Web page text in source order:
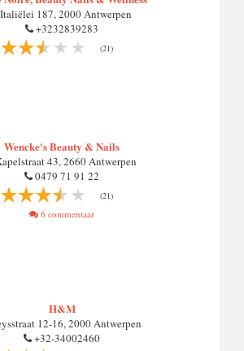
187, 2000 Antwerpen
+3232839283
(21)
Wencke's Beauty & Nails
43, 2660 Antwerpen
0479 71 91 22
(21)
6 commentaar
H&M
12-16, 2000 Antwerpen
+32-34002460